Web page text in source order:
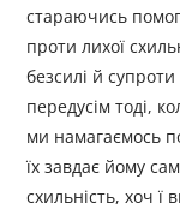
стараючись
проти лихої
безсилі й
передусім тоді,
ми намагаємось
їх завдає йому
схильність, хоч ї